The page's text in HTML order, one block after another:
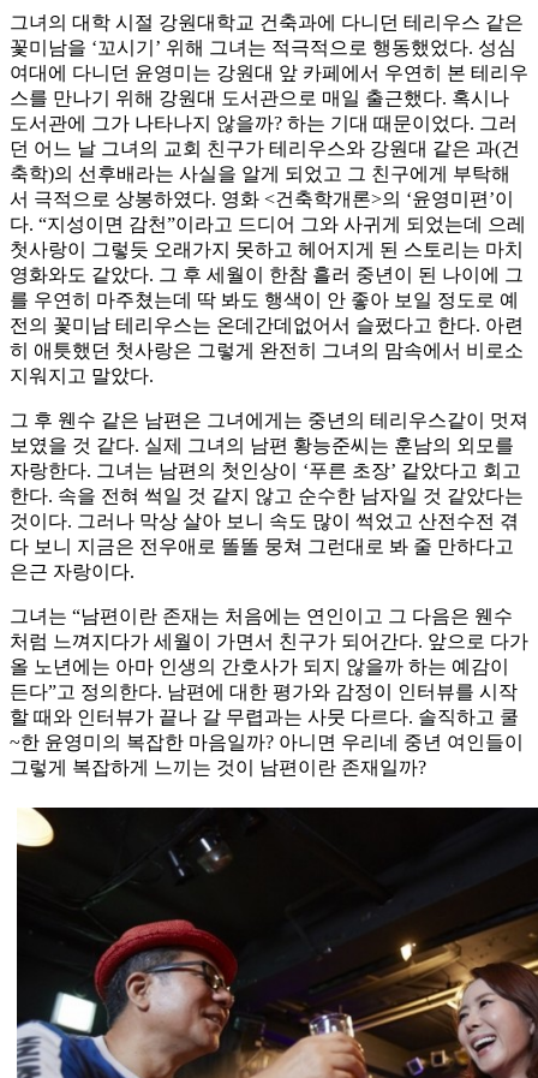
그녀의 대학 시절 강원대학교 건축과에 다니던 테리우스 같은
꽃미남을 ‘꼬시기’ 위해 그녀는 적극적으로 행동했었다. 성심
여대에 다니던 윤영미는 강원대 앞 카페에서 우연히 본 테리우
스를 만나기 위해 강원대 도서관으로 매일 출근했다. 혹시나
도서관에 그가 나타나지 않을까? 하는 기대 때문이었다. 그러
던 어느 날 그녀의 교회 친구가 테리우스와 강원대 같은 과(건
축학)의 선후배라는 사실을 알게 되었고 그 친구에게 부탁해
서 극적으로 상봉하였다. 영화 <건축학개론>의 ‘윤영미편’이
다. “지성이면 감천”이라고 드디어 그와 사귀게 되었는데 으레
첫사랑이 그렇듯 오래가지 못하고 헤어지게 된 스토리는 마치
영화와도 같았다. 그 후 세월이 한참 흘러 중년이 된 나이에 그
를 우연히 마주쳤는데 딱 봐도 행색이 안 좋아 보일 정도로 예
전의 꽃미남 테리우스는 온데간데없어서 슬펐다고 한다. 아련
히 애틋했던 첫사랑은 그렇게 완전히 그녀의 맘속에서 비로소
지워지고 말았다.
그 후 웬수 같은 남편은 그녀에게는 중년의 테리우스같이 멋져
보였을 것 같다. 실제 그녀의 남편 황능준씨는 훈남의 외모를
자랑한다. 그녀는 남편의 첫인상이 ‘푸른 초장’ 같았다고 회고
한다. 속을 전혀 썩일 것 같지 않고 순수한 남자일 것 같았다는
것이다. 그러나 막상 살아 보니 속도 많이 썩었고 산전수전 겪
다 보니 지금은 전우애로 똘똘 뭉쳐 그런대로 봐 줄 만하다고
은근 자랑이다.
그녀는 “남편이란 존재는 처음에는 연인이고 그 다음은 웬수
처럼 느껴지다가 세월이 가면서 친구가 되어간다. 앞으로 다가
올 노년에는 아마 인생의 간호사가 되지 않을까 하는 예감이
든다”고 정의한다. 남편에 대한 평가와 감정이 인터뷰를 시작
할 때와 인터뷰가 끝나 갈 무렵과는 사뭇 다르다. 솔직하고 쿨
~한 윤영미의 복잡한 마음일까? 아니면 우리네 중년 여인들이
그렇게 복잡하게 느끼는 것이 남편이란 존재일까?